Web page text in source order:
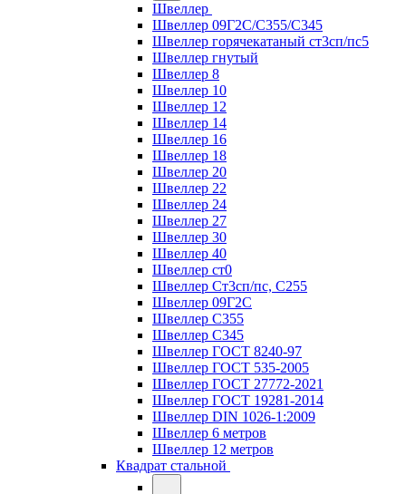
Швеллер
Швеллер 09Г2С/С355/С345
Швеллер горячекатаный ст3сп/пс5
Швеллер гнутый
Швеллер 8
Швеллер 10
Швеллер 12
Швеллер 14
Швеллер 16
Швеллер 18
Швеллер 20
Швеллер 22
Швеллер 24
Швеллер 27
Швеллер 30
Швеллер 40
Швеллер ст0
Швеллер Ст3сп/пс, С255
Швеллер 09Г2С
Швеллер С355
Швеллер С345
Швеллер ГОСТ 8240-97
Швеллер ГОСТ 535-2005
Швеллер ГОСТ 27772-2021
Швеллер ГОСТ 19281-2014
Швеллер DIN 1026-1:2009
Швеллер 6 метров
Швеллер 12 метров
Квадрат стальной